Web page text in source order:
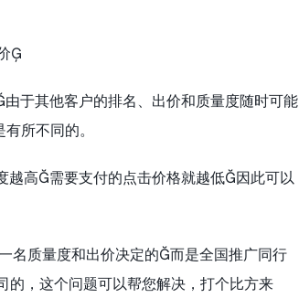

于其他客户的排名、出价和质量度随时可能
所不同的。
越高需要支付的点击价格就越低因此可以
名质量度和出价决定的而是全国推广同行
，这个问题可以帮您解决，打个比方来